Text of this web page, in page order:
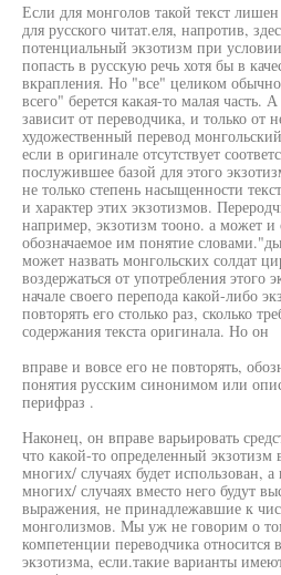
Если для монголов такой текст
для русского читат.еля, напротив,
потенциальный экзотизм при
попасть в русскую речь хотя бы в
вкрапления. Но "все" целиком
всего" берется какая-то малая часть.
зависит от переводчика, и только от
художественный перевод
если в оригинале отсутствует
послужившее базой для этого
не только степень насыщенности
и характер этих экзотизмов.
например, экзотизм тооно. а может и
обозначаемое им понятие
может назвать монгольских солдат
воздержаться от употребления этого
начале своего перепода какой-либо
повторять его столько раз, сколько
содержания текста оригинала. Но он
вправе и вовсе его не повторять,
понятия русским синонимом или
перифраз .
Наконец, он вправе варьировать
что какой-то определенный экзотизм
многих/ случаях будет использован,
многих/ случаях вместо него будут
выражения, не принадлежавшие к
монголизмов. Мы уж не говорим о
компетенции переводчика относится
экзотизма, если.такие варианты